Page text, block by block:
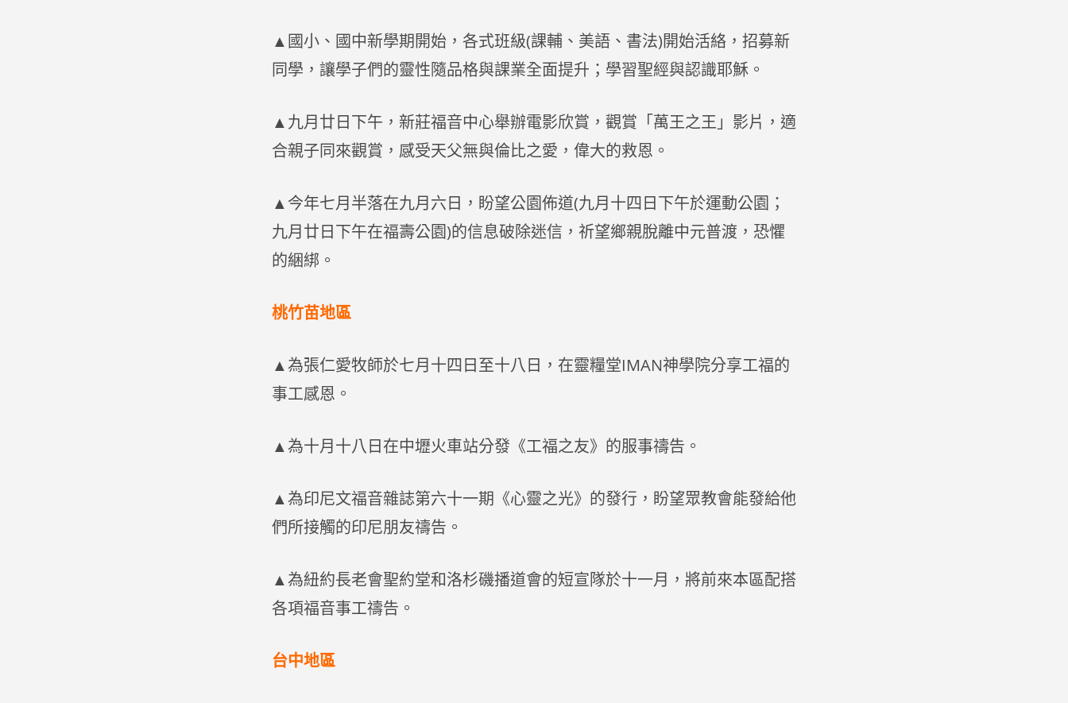
▲國小、國中新學期開始，各式班級(課輔、美語、書法)開始活絡，招募新
同學，讓學子們的靈性隨品格與課業全面提升；學習聖經與認識耶穌。
▲九月廿日下午，新莊福音中心舉辦電影欣賞，觀賞「萬王之王」影片，適
合親子同來觀賞，感受天父無與倫比之愛，偉大的救恩。
▲今年七月半落在九月六日，盼望公園佈道(九月十四日下午於運動公園；
九月廿日下午在福壽公園)的信息破除迷信，祈望鄉親脫離中元普渡，恐懼
的綑綁。
桃竹苗地區
▲為張仁愛牧師於七月十四日至十八日，在靈糧堂IMAN神學院分享工福的
事工感恩。
▲為十月十八日在中壢火車站分發《工福之友》的服事禱告。
▲為印尼文福音雜誌第六十一期《心靈之光》的發行，盼望眾教會能發給他
們所接觸的印尼朋友禱告。
▲為紐約長老會聖約堂和洛杉磯播道會的短宣隊於十一月，將前來本區配搭
各項福音事工禱告。
台中地區